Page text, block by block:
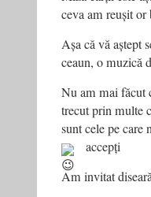
ceva am reușit or
Așa că vă aștept
ceaun, o muzică
Nu am mai făcut
trecut prin multe
sunt cele pe care
accepți
Am invitat